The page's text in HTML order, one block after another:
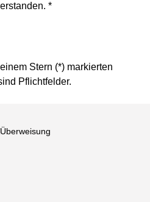
*
Stern (*) markierten
Pflichtfelder.